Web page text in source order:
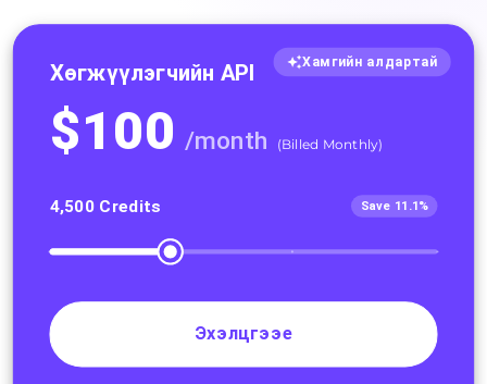
Хамгийн алдартай
Хөгжүүлэгчийн API
$100 /month (Billed Monthly)
4,500 Credits Save 11.1%
Эхэлцгээе